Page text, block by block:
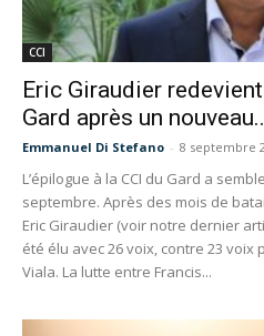
CCI
Eric Giraudier
Gard après un
Emmanuel Di Stefano - 8 septembre
L’épilogue à la CCI du Gard a
septembre. Après des mois de
Eric Giraudier (voir notre dernier
été élu avec 26 voix, contre 23
Viala. La lutte entre Francis...